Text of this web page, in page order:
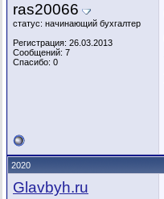
ras20066
статус: начинающий бухгалтер
Регистрация: 26.03.2013
Сообщений: 7
Спасибо: 0
2020
Glavbyh.ru